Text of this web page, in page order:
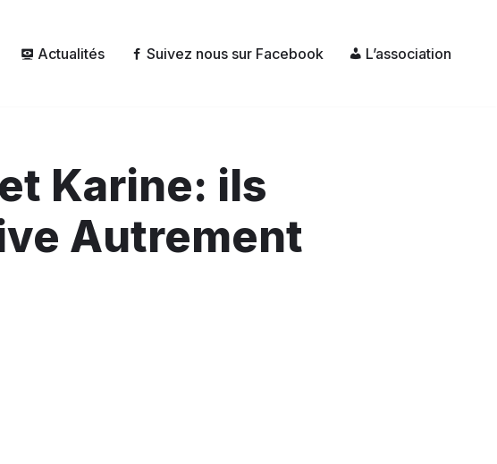
Actualités Suivez nous sur Facebook L’association
Karine: ils
Autrement